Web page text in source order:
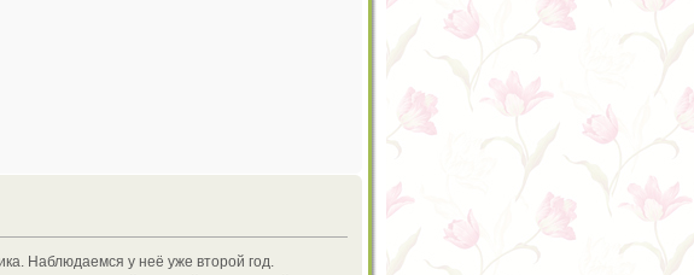
Наблюдаемся у неё уже второй год.